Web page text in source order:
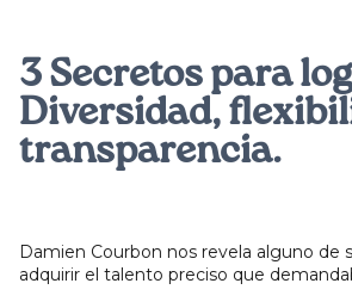
3 Secretos para
Diversidad,
transparencia.
Damien Courbon nos revela alguno de
adquirir el talento preciso que